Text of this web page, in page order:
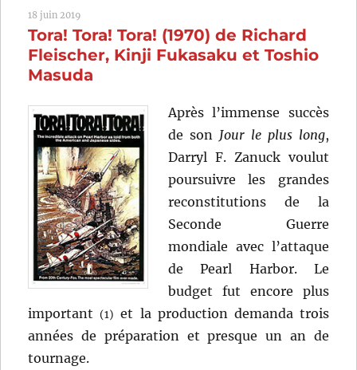
dans
leurs
(1965)
de
Ken
Annakin
18 juin 2019
Tora! Tora! Tora! (1970) de Richard
Fleischer, Kinji Fukasaku et Toshio
Masuda
Après l’immense succès
de son Jour le plus long,
Darryl F. Zanuck voulut
poursuivre les grandes
reconstitutions de la
Seconde Guerre
mondiale avec l’attaque
de Pearl Harbor. Le
budget fut encore plus
important(1) et la production demanda trois
années de préparation et presque un an de
tournage.